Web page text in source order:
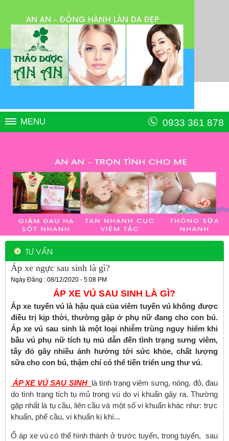
MENU 0933 361 878
TƯ VẤN
Áp xe ngực sau sinh là gì?
Ngày Đăng : 08/12/2020 - 5:08 PM
ÁP XE VÚ SAU SINH LÀ GÌ?
Áp xe tuyến vú là hậu quả của viêm tuyến vú không được
điều trị kịp thời, thường gặp ở phụ nữ đang cho con bú.
Áp xe vú sau sinh là một loại nhiễm trùng nguy hiểm khi
bầu vú phụ nữ tích tụ mủ dẫn đến tình trạng sưng viêm,
tấy đỏ gây nhiều ảnh hưởng tới sức khỏe, chất lượng
sữa cho con bú, thậm chí có thể tiến triển ung thư vú.
ÁP XE VÚ SAU SINH là tình trạng viêm sưng, nóng, đỏ, đau
do tình trạng tích tụ mủ trong vú do vi khuẩn gây ra. Thường
gặp nhất là tụ cầu, liên cầu và một số vi khuẩn khác như: trực
khuẩn, phế cầu, vi khuẩn kị khí...
Ổ áp xe vú có thể hình thành ở trước tuyến, trong tuyến, sau